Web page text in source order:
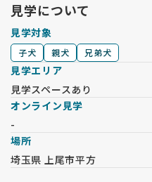
見学について
見学対象
子犬 親犬 兄弟犬
見学エリア
見学スペースあり
オンライン見学
-
場所
埼玉県 上尾市平方